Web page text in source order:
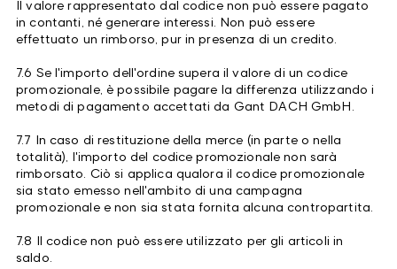
Il valore rappresentato dal codice non può essere pagato
in contanti, né generare interessi. Non può essere
effettuato un rimborso, pur in presenza di un credito.
7.6 Se l'importo dell'ordine supera il valore di un codice
promozionale, è possibile pagare la differenza utilizzando i
metodi di pagamento accettati da Gant DACH GmbH.
7.7 In caso di restituzione della merce (in parte o nella
totalità), l'importo del codice promozionale non sarà
rimborsato. Ciò si applica qualora il codice promozionale
sia stato emesso nell'ambito di una campagna
promozionale e non sia stata fornita alcuna contropartita.
7.8 Il codice non può essere utilizzato per gli articoli in
saldo.